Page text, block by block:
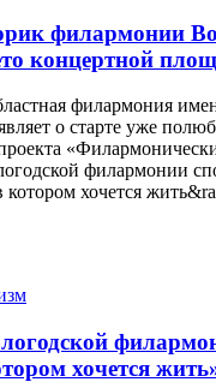
филармонии
концертной
филармония
о старте уже
хочется